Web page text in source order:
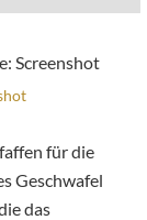
für die
Geschwafel
das